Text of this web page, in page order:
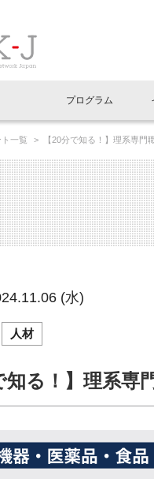
せメール登録
催 特別会員
力 出展・参
プログラム
室
コラム一覧
タビュー プレスリ
海外関連
こちら
室
一覧 【20分で知る！】理系専門
(水)
人材
知る！】理系